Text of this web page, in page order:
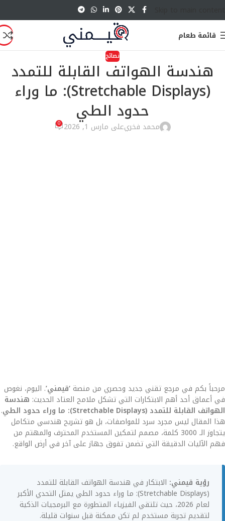
قائمة طعام
نصائح
هندسة الهواتف القابلة للتمدد
(Stretchable Displays): ما وراء
حدود الطي
محمد فخريعلى مارس 1, 2026 0
مرحباً بكم في مرجع تقني جديد وحصري من منصة ‘قيمني’. اليوم، نغوص
في أعماق أحد أهم الابتكارات التي تشكل ملامح العتاد الحديث: هندسة
الهواتف القابلة للتمدد (Stretchable Displays): ما وراء حدود الطي
.
هذا المقال ليس مجرد سرد للمواصفات، بل هو تشريح هندسي متكامل
يتجاوز الـ 3000 كلمة، مصمم لتمكين المستخدم المحترف والمهتم من
فهم الآليات الدقيقة التي تضمن تفوق جهاز على آخر في أرض الواقع.
رؤية قيمني: الابتكار في هندسة الهواتف القابلة للتمدد
(Stretchable Displays): ما وراء حدود الطي يمثل التحدي الأكبر
لعام 2026، حيث تلتقي الفيزياء المتطورة مع البرمجيات الذكية
لتقديم تجربة مستخدم لم تكن ممكنة قبل سنوات قليلة.